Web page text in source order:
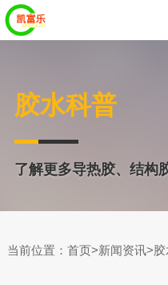
胶水科普
了解更多导热胶、结构
当前位置： 首页>新闻资讯>